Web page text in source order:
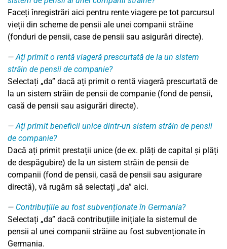
Faceți înregistrări aici pentru rente viagere pe tot parcursul
vieții din scheme de pensii ale unei companii străine
(fonduri de pensii, case de pensii sau asigurări directe).
Ați primit o rentă viageră prescurtată de la un sistem
străin de pensii de companie?
Selectați „da” dacă ați primit o rentă viageră prescurtată de
la un sistem străin de pensii de companie (fond de pensii,
casă de pensii sau asigurări directe).
Ați primit beneficii unice dintr-un sistem străin de pensii
de companie?
Dacă ați primit prestații unice (de ex. plăți de capital și plăți
de despăgubire) de la un sistem străin de pensii de
companii (fond de pensii, casă de pensii sau asigurare
directă), vă rugăm să selectați „da” aici.
Contribuțiile au fost subvenționate în Germania?
Selectați „da” dacă contribuțiile inițiale la sistemul de
pensii al unei companii străine au fost subvenționate în
Germania.